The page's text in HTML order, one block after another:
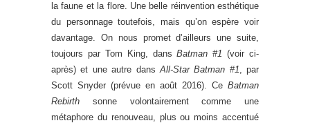
la faune et la flore. Une belle réinvention esthétique
du personnage toutefois, mais qu’on espère voir
davantage. On nous promet d’ailleurs une suite,
toujours par Tom King, dansBatman #1 (voir ci-
après) et une autre dansAll-Star Batman #1, par
Scott Snyder (prévue en août 2016). Ce Batman
Rebirth sonne volontairement comme une
métaphore du renouveau, plus ou moins accentué